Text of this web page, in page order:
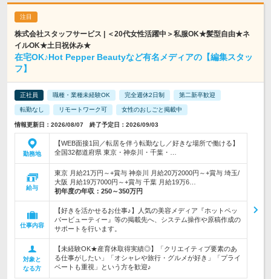
株式会社スタッフサービス | ＜20代女性活躍中＞私服OK★髪型自由★ネ
イルOK★土日祝休み★
在宅OK♪Hot Pepper Beautyなど有名メディアの【編集スタッ
フ】
正社員 職種・業種未経験OK 完全週休2日制 第二新卒歓迎
転勤なし リモートワーク可 女性のおしごと掲載中
情報更新日：2026/08/07 終了予定日：2026/09/03
勤務地
【WEB面接1回／転居を伴う転勤なし／好きな場所で働ける】
全国32都道府県 東京・神奈川・千葉・…
給与
東京 月給21万円～+賞与 神奈川 月給20万2000円～+賞与 埼玉/
大阪 月給19万7000円～+賞与 千葉 月給19万6…
初年度の年収： 250～350万円
仕事内容
【好きを活かせるお仕事♪】人気の美容メディア『ホットペッ
パービューティー』等の掲載先へ、システム操作や原稿作成の
サポートを行います。
対象と
なる方
【未経験OK★産育休取得実績◎】「クリエイティブ要素のあ
る仕事がしたい」「オシャレや旅行・グルメが好き」「プライ
ベートも重視」という方を歓迎♪